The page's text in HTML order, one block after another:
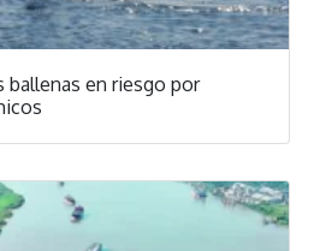
ballenas en riesgo por